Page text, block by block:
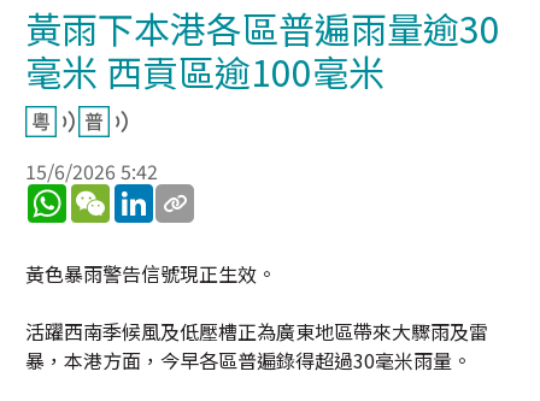
黃雨下本港各區普遍雨量逾30
毫米 西貢區逾100毫米
15/6/2026 5:42
WhatsApp
WeChatLinkedIn
黃色暴雨警告信號現正生效。
活躍西南季候風及低壓槽正為廣東地區帶來大驟雨及雷
暴，本港方面，今早各區普遍錄得超過30毫米雨量。